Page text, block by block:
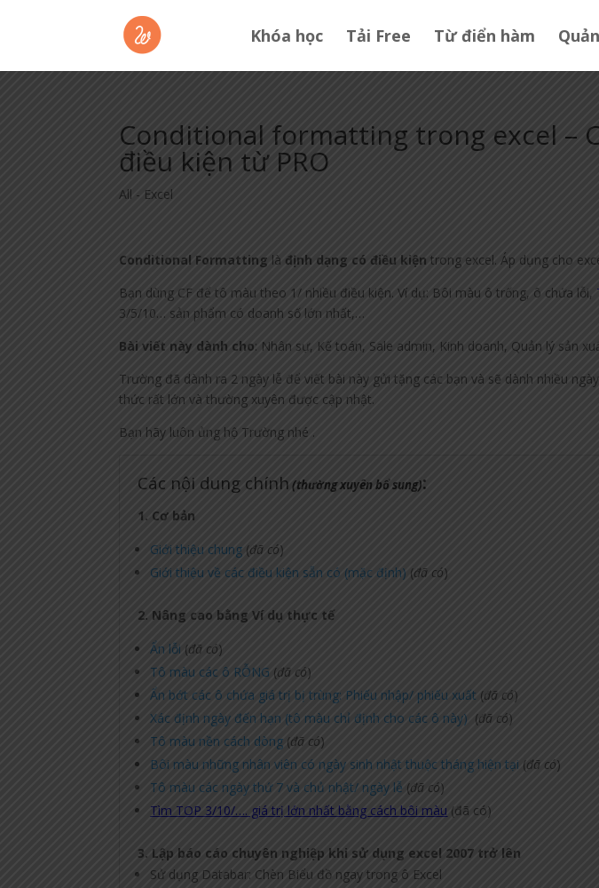
Khóa học Tải Free Từ điển hàm
Conditional formatting trong excel –
điều kiện từ PRO
All - Excel
Conditional Formatting là định dạng có điều kiện trong excel. Áp dụng cho
Bạn dùng CF để tô màu theo 1/ nhiều điều kiện. Ví dụ: Bôi màu ô trống, ô chứa lỗi,
3/5/10… sản phẩm có doanh số lớn nhất,…
Bài viết này dành cho: Nhân sự, Kế toán, Sale admin, Kinh doanh, Quản lý sản
Trường đã dành ra 2 ngày lễ để viết bài này gửi tặng các bạn và sẽ dành nhiều
thức rất lớn và thường xuyên được cập nhật.
Bạn hãy luôn ủng hộ Trường nhé .
Các nội dung chính (thường xuyên bổ sung):
1. Cơ bản
Giới thiệu chung (đã có)
Giới thiệu về các điều kiện sẵn có (mặc định) (đã có)
2. Nâng cao bằng Ví dụ thực tế
Ẩn lỗi (đã có)
Tô màu các ô RỖNG (đã có)
Ẩn bớt các ô chứa giá trị bị trùng: Phiếu nhập/ phiếu xuất (đã có)
Xác định ngày đến hạn (tô màu chỉ định cho các ô này) (đã có)
Tô màu nền cách dòng (đã có)
Bôi màu những nhân viên có ngày sinh nhật thuộc tháng hiện tại (đã có)
Tô màu các ngày thứ 7 và chủ nhật/ ngày lễ (đã có)
Tìm TOP 3/10/…. giá trị lớn nhất bằng cách bôi màu (đã có)
3. Lập báo cáo chuyên nghiệp khi sử dụng excel 2007 trở lên
Sử dụng Databar: Chèn Biểu đồ ngay trong ô Excel